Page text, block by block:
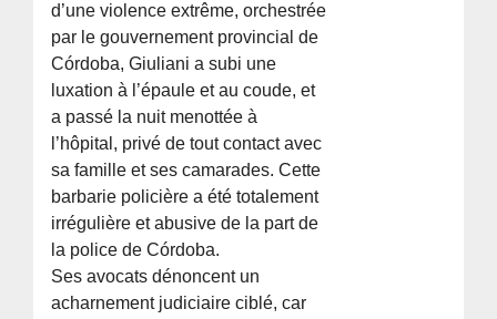
d’une violence extrême, orchestrée
par le gouvernement provincial de
Córdoba, Giuliani a subi une
luxation à l’épaule et au coude, et
a passé la nuit menottée à
l’hôpital, privé de tout contact avec
sa famille et ses camarades. Cette
barbarie policière a été totalement
irrégulière et abusive de la part de
la police de Córdoba.
Ses avocats dénoncent un
acharnement judiciaire ciblé, car